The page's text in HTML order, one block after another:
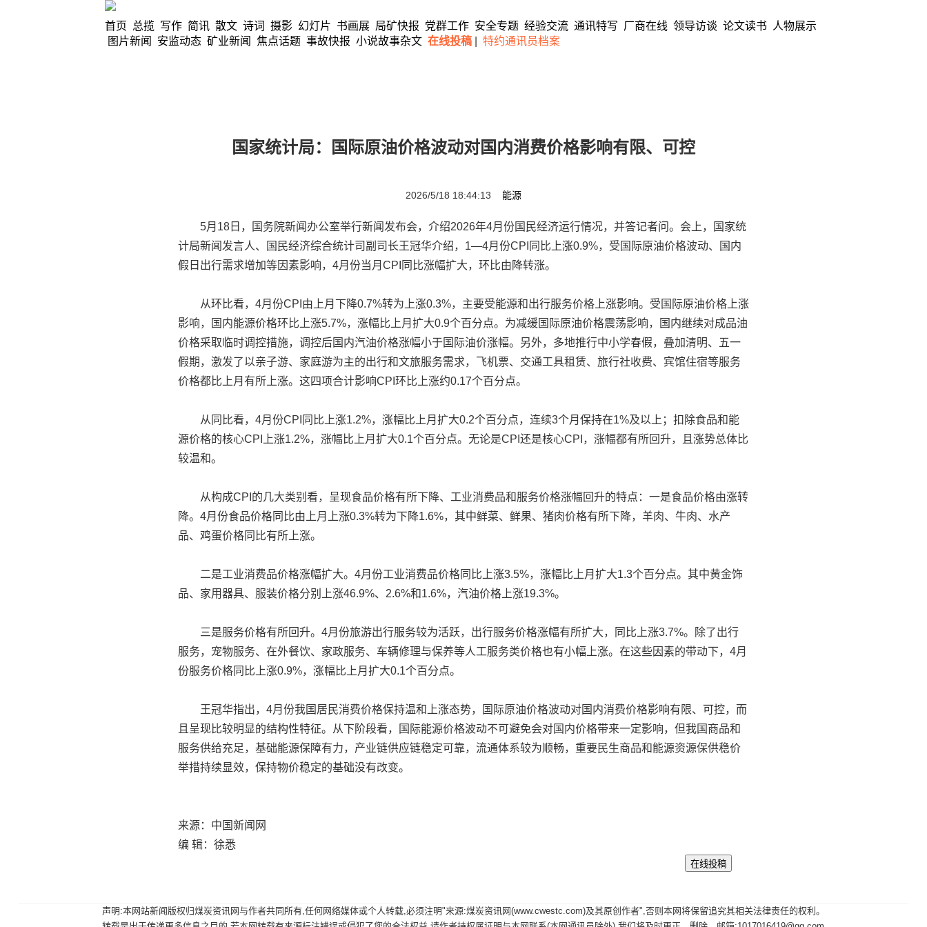
首页 总揽 写作 简讯 散文 诗词 摄影 幻灯片 书画展 局矿快报 党群工作 安全专题 经验交流 通讯特写 厂商在线 领导访谈 论文读书
人物展示
图片新闻
安监动态 矿业新闻 焦点话题 事故快报 小说故事杂文 在线投稿 特约通讯员档案
国家统计局：国际原油价格波动对国内消费价格影响有限、可控
2026/5/18 18:44:13 能源
5月18日，国务院新闻办公室举行新闻发布会，介绍2026年4月份国民经济运行情况，并答记者问。会上，国家统
计局新闻发言人、国民经济综合统计司副司长王冠华介绍，1—4月份CPI同比上涨0.9%，受国际原油价格波动、国内
假日出行需求增加等因素影响，4月份当月CPI同比涨幅扩大，环比由降转涨。
从环比看，4月份CPI由上月下降0.7%转为上涨0.3%，主要受能源和出行服务价格上涨影响。受国际原油价格上涨
影响，国内能源价格环比上涨5.7%，涨幅比上月扩大0.9个百分点。为减缓国际原油价格震荡影响，国内继续对成品油
价格采取临时调控措施，调控后国内汽油价格涨幅小于国际油价涨幅。另外，多地推行中小学春假，叠加清明、五一
假期，激发了以亲子游、家庭游为主的出行和文旅服务需求，飞机票、交通工具租赁、旅行社收费、宾馆住宿等服务
价格都比上月有所上涨。这四项合计影响CPI环比上涨约0.17个百分点。
从同比看，4月份CPI同比上涨1.2%，涨幅比上月扩大0.2个百分点，连续3个月保持在1%及以上；扣除食品和能
源价格的核心CPI上涨1.2%，涨幅比上月扩大0.1个百分点。无论是CPI还是核心CPI，涨幅都有所回升，且涨势总体比
较温和。
从构成CPI的几大类别看，呈现食品价格有所下降、工业消费品和服务价格涨幅回升的特点：一是食品价格由涨转
降。4月份食品价格同比由上月上涨0.3%转为下降1.6%，其中鲜菜、鲜果、猪肉价格有所下降，羊肉、牛肉、水产
品、鸡蛋价格同比有所上涨。
二是工业消费品价格涨幅扩大。4月份工业消费品价格同比上涨3.5%，涨幅比上月扩大1.3个百分点。其中黄金饰
品、家用器具、服装价格分别上涨46.9%、2.6%和1.6%，汽油价格上涨19.3%。
三是服务价格有所回升。4月份旅游出行服务较为活跃，出行服务价格涨幅有所扩大，同比上涨3.7%。除了出行
服务，宠物服务、在外餐饮、家政服务、车辆修理与保养等人工服务类价格也有小幅上涨。在这些因素的带动下，4月
份服务价格同比上涨0.9%，涨幅比上月扩大0.1个百分点。
王冠华指出，4月份我国居民消费价格保持温和上涨态势，国际原油价格波动对国内消费价格影响有限、可控，而
且呈现比较明显的结构性特征。从下阶段看，国际能源价格波动不可避免会对国内价格带来一定影响，但我国商品和
服务供给充足，基础能源保障有力，产业链供应链稳定可靠，流通体系较为顺畅，重要民生商品和能源资源保供稳价
举措持续显效，保持物价稳定的基础没有改变。
来源：中国新闻网
编 辑：徐悉
声明:本网站新闻版权归煤炭资讯网与作者共同所有,任何网络媒体或个人转载,必须注明"来源:煤炭资讯网(www.cwestc.com)及其原创作者",否则本网将保留追究其相关法律责任的权利。